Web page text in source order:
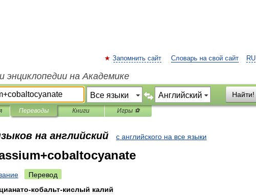
RU
Запомнить сайт Словарь на свой сайт
энциклопедии на Академике
Найти!
Переводы Книги Игры ⚽
на английский с английского на все языки
Перевод
-кобальт-кислый калий